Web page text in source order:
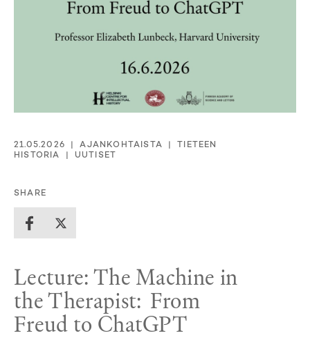
21.05.2026 AJANKOHTAISTA
TIETEEN
HISTORIA
UUTISET
SHARE
Lecture: The Machine in
the Therapist: From
Freud to ChatGPT